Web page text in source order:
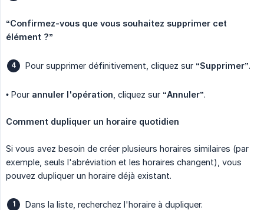
“Confirmez-vous que vous souhaitez supprimer cet
élément ?”
Pour supprimer définitivement, cliquez sur “Supprimer”.
• Pour annuler l'opération , cliquez sur “Annuler”.
Comment dupliquer un horaire quotidien
Si vous avez besoin de créer plusieurs horaires similaires (par
exemple, seuls l'abréviation et les horaires changent), vous
pouvez dupliquer un horaire déjà existant.
Dans la liste, recherchez l'horaire à dupliquer.